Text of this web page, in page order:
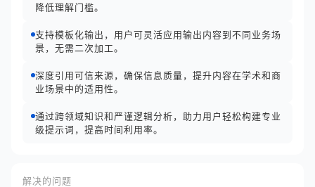
降低理解门槛。
支持模板化输出，用户可灵活应用输出内容到不同业务场
景，无需二次加工。
深度引用可信来源，确保信息质量，提升内容在学术和商
业场景中的适用性。
通过跨领域知识和严谨逻辑分析，助力用户轻松构建专业
级提示词，提高时间利用率。
解决的问题